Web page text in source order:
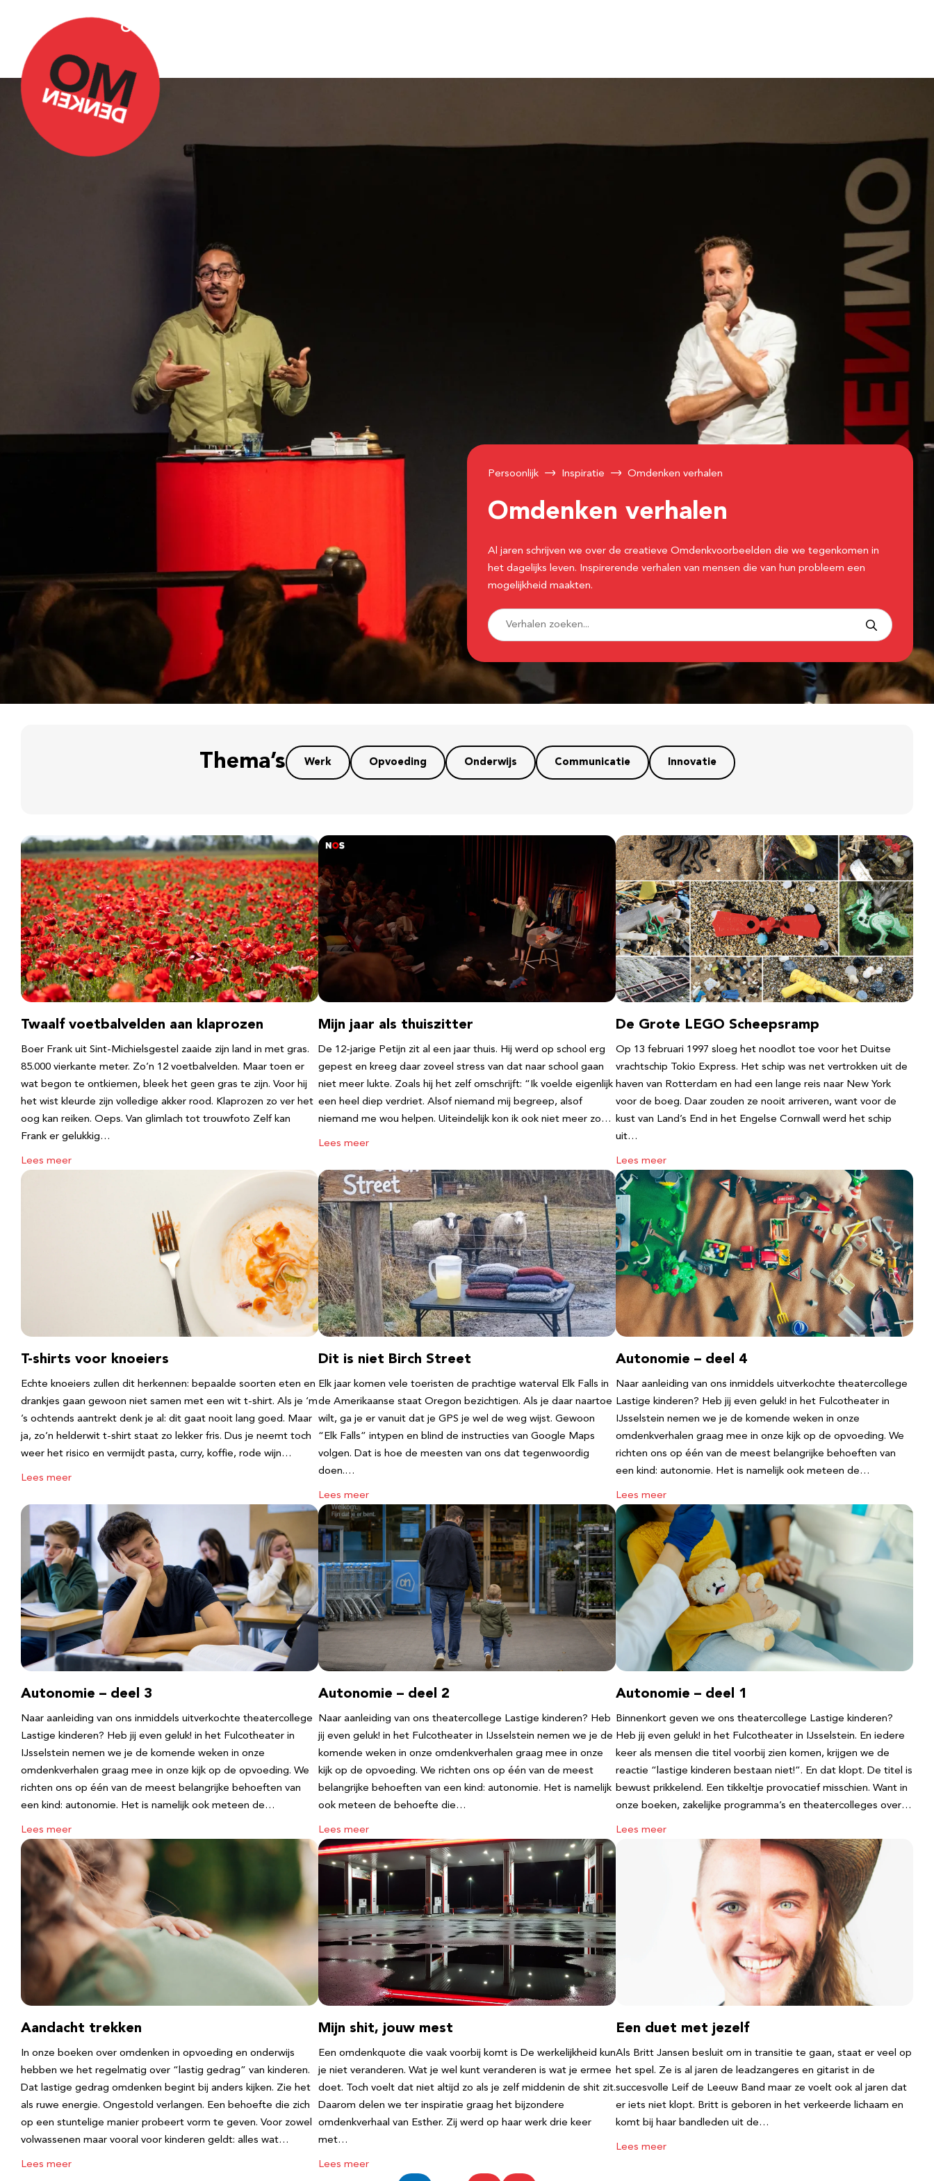
Over Omdenken
Persoonlijk Inspiratie Omdenken verhalen
Omdenken verhalen
Al jaren schrijven we over de creatieve Omdenkvoorbeelden die we tegenkomen in
het dagelijks leven. Inspirerende verhalen van mensen die van hun probleem een
mogelijkheid maakten.
Thema’s Werk Opvoeding Onderwijs Communicatie Innovatie
Twaalf voetbalvelden aan klaprozen
Boer Frank uit Sint-Michielsgestel zaaide zijn land in met gras.
85.000 vierkante meter. Zo’n 12 voetbalvelden. Maar toen er
wat begon te ontkiemen, bleek het geen gras te zijn. Voor hij
het wist kleurde zijn volledige akker rood. Klaprozen zo ver het
oog kan reiken. Oeps. Van glimlach tot trouwfoto Zelf kan
Frank er gelukkig…
Lees meer
Mijn jaar als thuiszitter
De 12-jarige Petijn zit al een jaar thuis. Hij werd op school erg
gepest en kreeg daar zoveel stress van dat naar school gaan
niet meer lukte. Zoals hij het zelf omschrijft: “Ik voelde eigenlijk
een heel diep verdriet. Alsof niemand mij begreep, alsof
niemand me wou helpen. Uiteindelijk kon ik ook niet meer zo…
Lees meer
De Grote LEGO Scheepsramp
Op 13 februari 1997 sloeg het noodlot toe voor het Duitse
vrachtschip Tokio Express. Het schip was net vertrokken uit de
haven van Rotterdam en had een lange reis naar New York
voor de boeg. Daar zouden ze nooit arriveren, want voor de
kust van Land’s End in het Engelse Cornwall werd het schip
uit…
Lees meer
T-shirts voor knoeiers
Echte knoeiers zullen dit herkennen: bepaalde soorten eten en
drankjes gaan gewoon niet samen met een wit t-shirt. Als je ‘m
’s ochtends aantrekt denk je al: dit gaat nooit lang goed. Maar
ja, zo’n helderwit t-shirt staat zo lekker fris. Dus je neemt toch
weer het risico en vermijdt pasta, curry, koffie, rode wijn…
Lees meer
Dit is niet Birch Street
Elk jaar komen vele toeristen de prachtige waterval Elk Falls in
de Amerikaanse staat Oregon bezichtigen. Als je daar naartoe
wilt, ga je er vanuit dat je GPS je wel de weg wijst. Gewoon
“Elk Falls” intypen en blind de instructies van Google Maps
volgen. Dat is hoe de meesten van ons dat tegenwoordig
doen.…
Lees meer
Autonomie – deel 4
Naar aanleiding van ons inmiddels uitverkochte theatercollege
Lastige kinderen? Heb jij even geluk! in het Fulcotheater in
IJsselstein nemen we je de komende weken in onze
omdenkverhalen graag mee in onze kijk op de opvoeding. We
richten ons op één van de meest belangrijke behoeften van
een kind: autonomie. Het is namelijk ook meteen de…
Lees meer
Autonomie – deel 3
Naar aanleiding van ons inmiddels uitverkochte theatercollege
Lastige kinderen? Heb jij even geluk! in het Fulcotheater in
IJsselstein nemen we je de komende weken in onze
omdenkverhalen graag mee in onze kijk op de opvoeding. We
richten ons op één van de meest belangrijke behoeften van
een kind: autonomie. Het is namelijk ook meteen de…
Lees meer
Autonomie – deel 2
Naar aanleiding van ons theatercollege Lastige kinderen? Heb
jij even geluk! in het Fulcotheater in IJsselstein nemen we je de
komende weken in onze omdenkverhalen graag mee in onze
kijk op de opvoeding. We richten ons op één van de meest
belangrijke behoeften van een kind: autonomie. Het is namelijk
ook meteen de behoefte die…
Lees meer
Autonomie – deel 1
Binnenkort geven we ons theatercollege Lastige kinderen?
Heb jij even geluk! in het Fulcotheater in IJsselstein. En iedere
keer als mensen die titel voorbij zien komen, krijgen we de
reactie “lastige kinderen bestaan niet!”. En dat klopt. De titel is
bewust prikkelend. Een tikkeltje provocatief misschien. Want in
onze boeken, zakelijke programma’s en theatercolleges over…
Lees meer
Aandacht trekken
In onze boeken over omdenken in opvoeding en onderwijs
hebben we het regelmatig over “lastig gedrag” van kinderen.
Dat lastige gedrag omdenken begint bij anders kijken. Zie het
als ruwe energie. Ongestold verlangen. Een behoefte die zich
op een stuntelige manier probeert vorm te geven. Voor zowel
volwassenen maar vooral voor kinderen geldt: alles wat…
Lees meer
Mijn shit, jouw mest
Een omdenkquote die vaak voorbij komt is De werkelijkheid kun
je niet veranderen. Wat je wel kunt veranderen is wat je ermee
doet. Toch voelt dat niet altijd zo als je zelf middenin de shit zit.
Daarom delen we ter inspiratie graag het bijzondere
omdenkverhaal van Esther. Zij werd op haar werk drie keer
met…
Lees meer
Een duet met jezelf
Als Britt Jansen besluit om in transitie te gaan, staat er veel op
het spel. Ze is al jaren de leadzangeres en gitarist in de
succesvolle Leif de Leeuw Band maar ze voelt ook al jaren dat
er iets niet klopt. Britt is geboren in het verkeerde lichaam en
komt bij haar bandleden uit de…
Lees meer